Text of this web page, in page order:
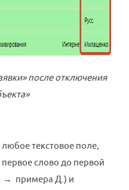
после отключения
текстовое поле,
слово до первой
→ примера Д.) и